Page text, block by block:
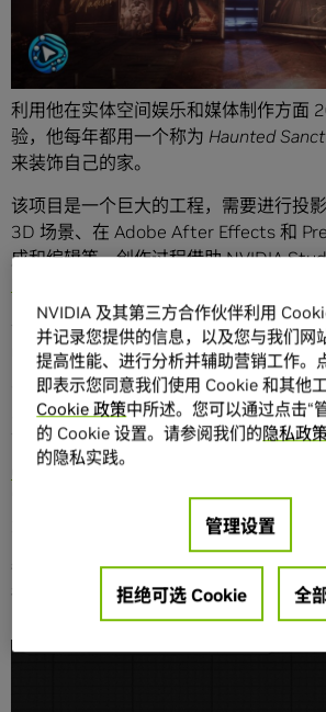
Sabour Amirazodi 是一名使用 AI 来增
术家，也是 NVIDIA 技术营销和工作流方
利用他在实体空间娱乐和媒体制作方面
验，他每年都用一个称为 Haunted
来装饰自己的家。
该项目是一个巨大的工程，需要进行投
3D 场景、在 Adobe After Effects 和
成和编辑等。创作过程借助NVIDIA
今年，Amirazodi 在 ComfyUI、Adobe
中部署了新的 AI 工作流，以创建数字肖
人）作为该装置的一部分。
万圣节作品分享
ComfyUI 是一个节点式的操作界面，可
它采用高度自定义化的设计，允许用户
每个 ComfyUI 进程都需要输入提示词、
征以及反向提示词以帮助避免任何不需要
NVIDIA 及其第三方合作伙伴利用
并记录您提供的信息，以及您与我们网
提高性能、进行分析并辅助营销工作。
即表示您同意我们使用 Cookie 和其他
Cookie 政策中所述。您可以通过点击“
的 Cookie 设置。请参阅我们的隐私政
的隐私实践。
管理设置
拒绝可选 Cookie 全